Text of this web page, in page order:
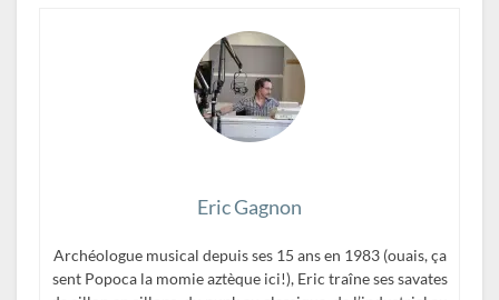
Eric Gagnon
Archéologue musical depuis ses 15 ans en 1983 (ouais, ça
sent Popoca la momie aztèque ici!), Eric traîne ses savates